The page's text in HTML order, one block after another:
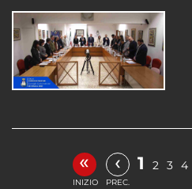
«
INIZIO
‹
PREC.
1 2 3 4